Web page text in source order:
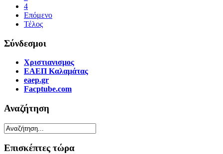
4
Επόμενο
Τέλος
Σύνδεσμοι
Χριστιανισμος
ΕΑΕΠ Καλαμάτας
eaep.gr
Facptube.com
Αναζήτηση
Επισκέπτες τώρα